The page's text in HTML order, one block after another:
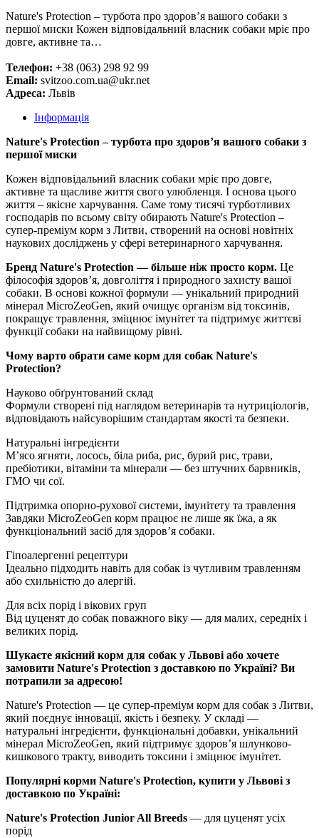
Nature's Protection – турбота про здоров’я вашого собаки з
першої миски Кожен відповідальний власник собаки мріє про
довге, активне та…
Телефон: +38 (063) 298 92 99
Email: svitzoo.com.ua@ukr.net
Адреса: Львів
Інформація
Nature's Protection – турбота про здоров’я вашого собаки з
першої миски
Кожен відповідальний власник собаки мріє про довге,
активне та щасливе життя свого улюбленця. І основа цього
життя – якісне харчування. Саме тому тисячі турботливих
господарів по всьому світу обирають Nature's Protection –
супер-преміум корм з Литви, створений на основі новітніх
наукових досліджень у сфері ветеринарного харчування.
Бренд Nature's Protection — більше ніж просто корм. Це
філософія здоров’я, довголіття і природного захисту вашої
собаки. В основі кожної формули — унікальний природний
мінерал MicroZeoGen, який очищує організм від токсинів,
покращує травлення, зміцнює імунітет та підтримує життєві
функції собаки на найвищому рівні.
Чому варто обрати саме корм для собак Nature's
Protection?
Науково обґрунтований склад
Формули створені під наглядом ветеринарів та нутриціологів,
відповідають найсуворішим стандартам якості та безпеки.
Натуральні інгредієнти
М’ясо ягняти, лосось, біла риба, рис, бурий рис, трави,
пребіотики, вітаміни та мінерали — без штучних барвників,
ГМО чи сої.
Підтримка опорно-рухової системи, імунітету та травлення
Завдяки MicroZeoGen корм працює не лише як їжа, а як
функціональний засіб для здоров’я собаки.
Гіпоалергенні рецептури
Ідеально підходить навіть для собак із чутливим травленням
або схильністю до алергій.
Для всіх порід і вікових груп
Від цуценят до собак поважного віку — для малих, середніх і
великих порід.
Шукаєте якісний корм для собак у Львові або хочете
замовити Nature's Protection з доставкою по Україні? Ви
потрапили за адресою!
Nature's Protection — це супер-преміум корм для собак з Литви,
який поєднує інновації, якість і безпеку. У складі —
натуральні інгредієнти, функціональні добавки, унікальний
мінерал MicroZeoGen, який підтримує здоров’я шлунково-
кишкового тракту, виводить токсини і зміцнює імунітет.
Популярні корми Nature's Protection, купити у Львові з
доставкою по Україні:
Nature's Protection Junior All Breeds — для цуценят усіх
порід